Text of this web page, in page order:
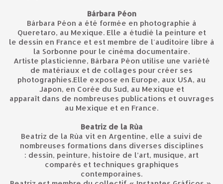
Bárbara Péon
Bárbara Péon a été formée en photographie à
Queretaro, au Mexique. Elle a étudié la peinture et
le dessin en France et est membre de l'auditoire libre à
la Sorbonne pour le cinéma documentaire.
Artiste plasticienne, Bárbara Péon utilise une variété
de matériaux et de collages pour créer ses
photographies.Elle expose en Europe, aux USA, au
Japon, en Corée du Sud, au Mexique et
apparaît dans de nombreuses publications et ouvrages
au Mexique et en France.
Beatriz de la Rùa
Beatriz de la Rùa vit en Argentine, elle a suivi de
nombreuses formations dans diverses disciplines
: dessin, peinture, histoire de l’art, musique, art
comparés et techniques graphiques
contemporaines.